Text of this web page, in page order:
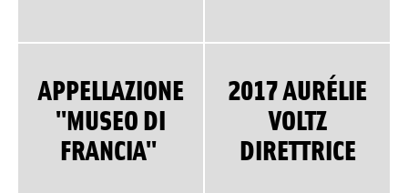
APPELLAZIONE
''MUSEO DI
FRANCIA''
2017 AURÉLIE
VOLTZ
DIRETTRICE